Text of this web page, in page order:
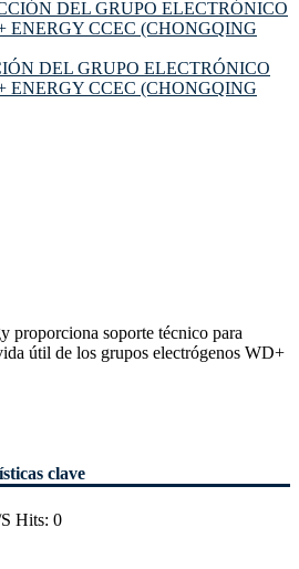
DEL GRUPO ELECTRÓNICO
ENERGY CCEC (CHONGQING
soporte técnico para
útil de los grupos electrógenos WD+
clave
Hits: 0